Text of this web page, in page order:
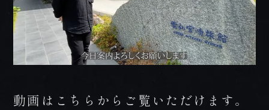
DISHES
お料理
ONLINE
SHOP
オンラインショップ
動画はこちらからご覧いただけます。